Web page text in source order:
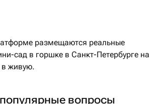
размещаются реальные
сад в горшке в Санкт-Петербурге на
в живую.
вопросы